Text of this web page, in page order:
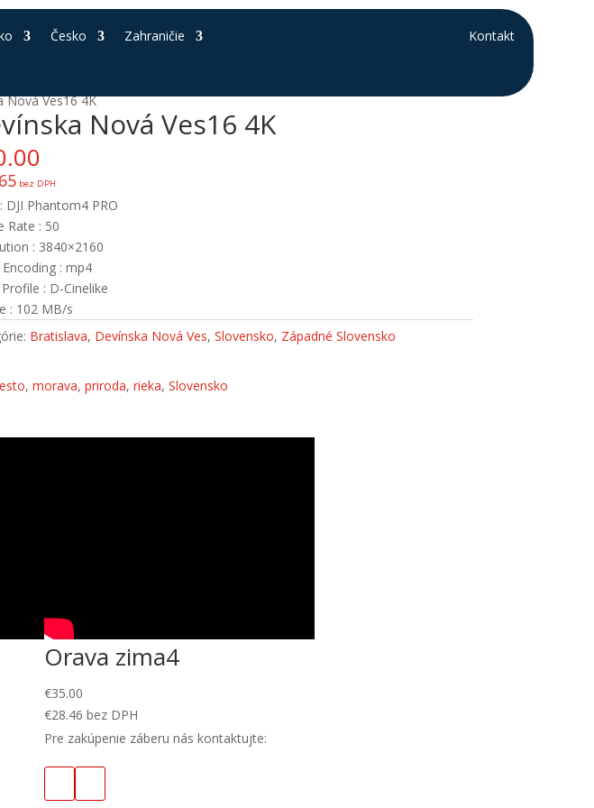
Česko Zahraničie Kontakt
Nová Ves16 4K
Nová Ves16 4K
bez DPH
DJI Phantom4 PRO
Rate : 50
: 3840×2160
: mp4
: D-Cinelike
: 102 MB/s
Bratislava, Devínska Nová Ves,Slovensko, Západné Slovensko
,morava,priroda,rieka,Slovensko
Orava zima4
€35.00
€28.46 bez DPH
Pre zakúpenie záberu nás kontaktujte: